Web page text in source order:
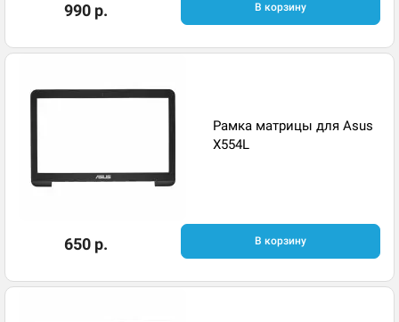
990 р. В корзину
Рамка матрицы для Asus
X554L
650 р. В корзину